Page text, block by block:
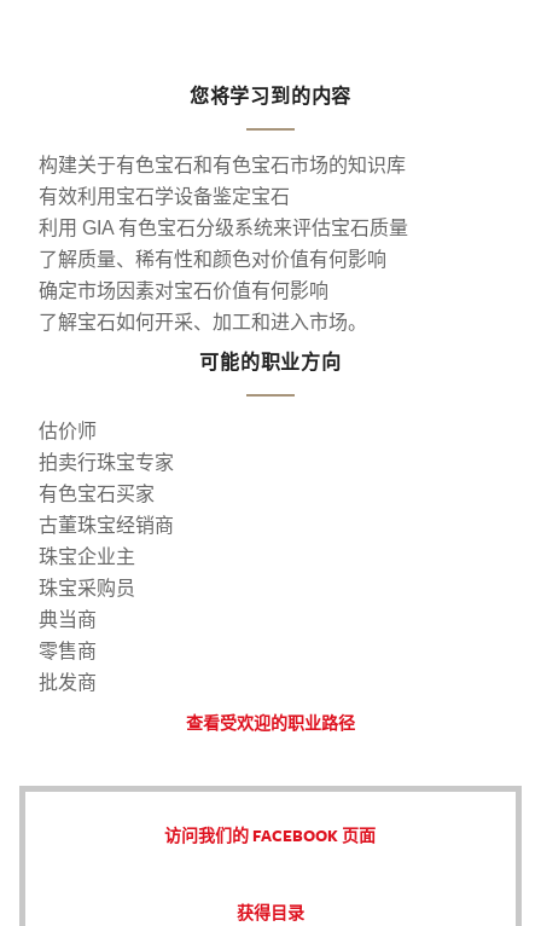
您将学习到的内容
构建关于有色宝石和有色宝石市场的知识库
有效利用宝石学设备鉴定宝石
利用 GIA 有色宝石分级系统来评估宝石质量
了解质量、稀有性和颜色对价值有何影响
确定市场因素对宝石价值有何影响
了解宝石如何开采、加工和进入市场。
可能的职业方向
估价师
拍卖行珠宝专家
有色宝石买家
古董珠宝经销商
珠宝企业主
珠宝采购员
典当商
零售商
批发商
查看受欢迎的职业路径
访问我们的 FACEBOOK 页面
获得目录